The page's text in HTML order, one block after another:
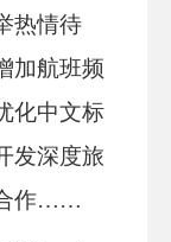
热情待
加航班频
化中文标
发深度旅
合作……